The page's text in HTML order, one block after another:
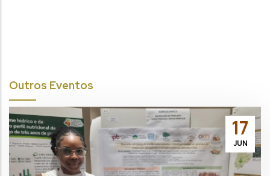
Outros Eventos
17
JUN